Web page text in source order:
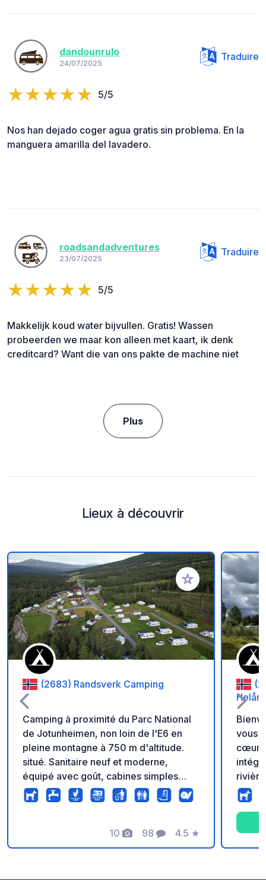
dandounrulo
24/07/2025
Traduire
5/5
Nos han dejado coger agua gratis sin problema. En la
manguera amarilla del lavadero.
roadsandadventures
23/07/2025
Traduire
5/5
Makkelijk koud water bijvullen. Gratis! Wassen
probeerden we maar kon alleen met kaart, ik denk
creditcard? Want die van ons pakte de machine niet
Plus
Lieux à découvrir
Ajouter à vos
(2683) Randsverk Camping
Camping à proximité du Parc National
de Jotunheimen, non loin de l'E6 en
pleine montagne à 750 m d'altitude.
situé. Sanitaire neuf et moderne,
équipé avec goût, cabines simples
avec douche, lavabo et WC. Grand
terrain, avec prairie solide. Il y a
proximité du bâtiment sanitaire pour
caravanes/camping-cars. Cabanes de
10
Photos
98
Commentaires
4.5
Note
★
vous
cœur
des
et à
vivez
: